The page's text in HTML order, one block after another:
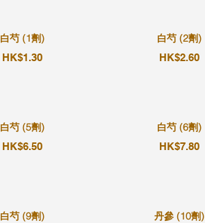
白芍 (1劑)
HK$1.30
白芍 (5劑)
HK$6.50
白芍 (9劑)
白芍 (2劑)
HK$2.60
白芍 (6劑)
HK$7.80
丹參 (10劑)